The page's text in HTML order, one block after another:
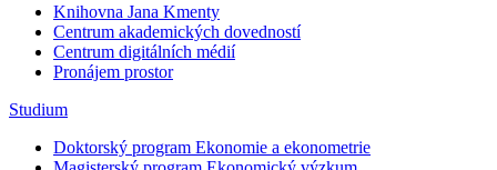
Knihovna Jana Kmenty
Centrum akademických dovedností
Centrum digitálních médií
Pronájem prostor
Studium
Doktorský program Ekonomie a ekonometrie